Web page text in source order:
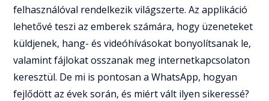
felhasználóval rendelkezik világszerte. Az applikáció
lehetővé teszi az emberek számára, hogy üzeneteket
küldjenek, hang- és videóhívásokat bonyolítsanak le,
valamint fájlokat osszanak meg internetkapcsolaton
keresztül. De mi is pontosan a WhatsApp, hogyan
fejlődött az évek során, és miért vált ilyen sikeressé?